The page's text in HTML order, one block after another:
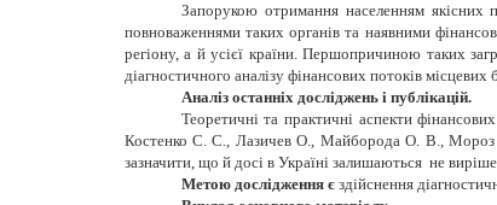
Запорукою отримання населенням якісних
повноваженнями таких органів та наявними
регіону, а й усієї країни. Першопричиною таких
діагностичного аналізу фінансових потоків
Аналіз останніх досліджень і публікацій.
Теоретичні та практичні аспекти
Костенко С. С., Лазичев О., Майборода О. В., Мороз
зазначити, що й досі в Україні залишаються не
Метою дослідження є здійснення